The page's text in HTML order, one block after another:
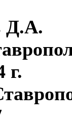
Д.А.
г.